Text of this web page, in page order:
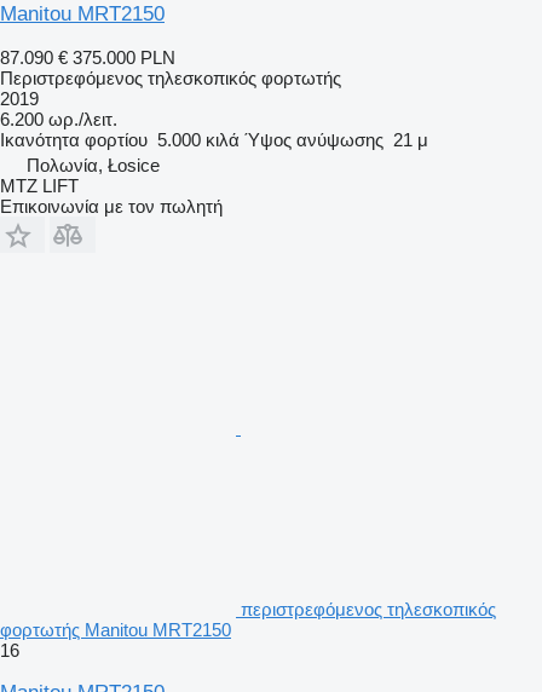
Manitou MRT2150
87.090 € 375.000 PLN
Περιστρεφόμενος τηλεσκοπικός φορτωτής
2019
6.200 ωρ./λειτ.
Ικανότητα φορτίου 5.000 κιλά Ύψος ανύψωσης 21 μ
Πολωνία, Łosice
MTZ LIFT
Επικοινωνία με τον πωλητή
περιστρεφόμενος τηλεσκοπικός
φορτωτής Manitou MRT2150
16